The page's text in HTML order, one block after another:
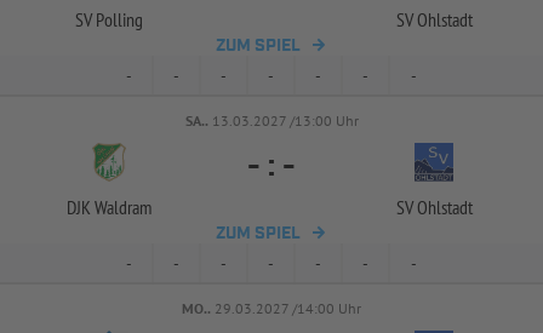
SV Polling SV Ohlstadt
ZUM SPIEL
- - - - - - -
SA.. 13.03.2027 /13:00 Uhr
DJK Waldram
- : -
SV Ohlstadt
ZUM SPIEL
- - - - - - -
MO.. 29.03.2027 /14:00 Uhr